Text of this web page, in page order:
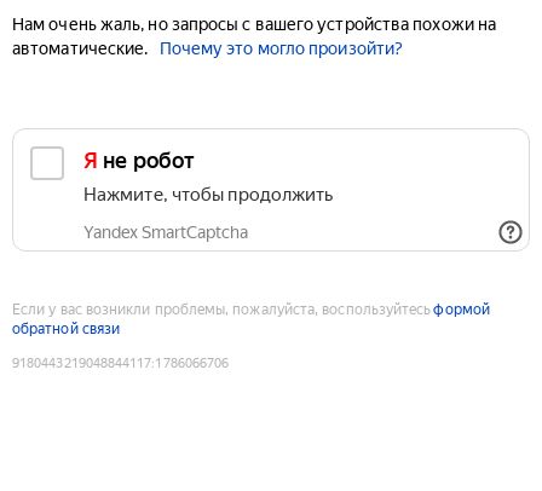
Нам очень жаль, но запросы с вашего устройства похожи на
автоматические.
Почему это могло произойти?
Я не робот
Нажмите, чтобы продолжить
Yandex SmartCaptcha
Если у вас возникли проблемы, пожалуйста, воспользуйтесьформой
обратной связи
9180443219048844117:1786066706